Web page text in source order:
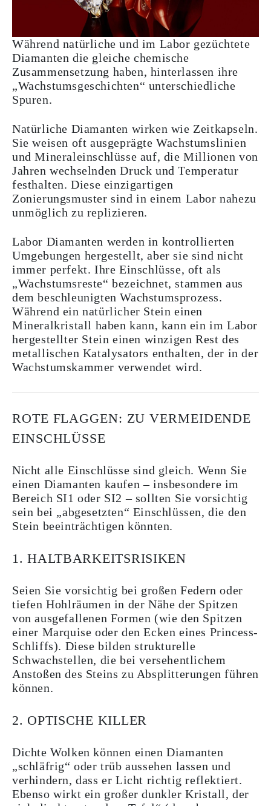
Während natürliche und im Labor gezüchtete
Diamanten die gleiche chemische
Zusammensetzung haben, hinterlassen ihre
„Wachstumsgeschichten“ unterschiedliche
Spuren.
Natürliche Diamanten wirken wie Zeitkapseln.
Sie weisen oft ausgeprägte Wachstumslinien
und Mineraleinschlüsse auf, die Millionen von
Jahren wechselnden Druck und Temperatur
festhalten. Diese einzigartigen
Zonierungsmuster sind in einem Labor nahezu
unmöglich zu replizieren.
Labor Diamanten werden in kontrollierten
Umgebungen hergestellt, aber sie sind nicht
immer perfekt. Ihre Einschlüsse, oft als
„Wachstumsreste“ bezeichnet, stammen aus
dem beschleunigten Wachstumsprozess.
Während ein natürlicher Stein einen
Mineralkristall haben kann, kann ein im Labor
hergestellter Stein einen winzigen Rest des
metallischen Katalysators enthalten, der in der
Wachstumskammer verwendet wird.
ROTE FLAGGEN: ZU VERMEIDENDE
EINSCHLÜSSE
Nicht alle Einschlüsse sind gleich. Wenn Sie
einen Diamanten kaufen – insbesondere im
Bereich SI1 oder SI2 – sollten Sie vorsichtig
sein bei „abgesetzten“ Einschlüssen, die den
Stein beeinträchtigen könnten.
1. HALTBARKEITSRISIKEN
Seien Sie vorsichtig bei großen Federn oder
tiefen Hohlräumen in der Nähe der Spitzen
von ausgefallenen Formen (wie den Spitzen
einer Marquise oder den Ecken eines Princess-
Schliffs). Diese bilden strukturelle
Schwachstellen, die bei versehentlichem
Anstoßen des Steins zu Absplitterungen führen
können.
2. OPTISCHE KILLER
Dichte Wolken können einen Diamanten
„schläfrig“ oder trüb aussehen lassen und
verhindern, dass er Licht richtig reflektiert.
Ebenso wirkt ein großer dunkler Kristall, der